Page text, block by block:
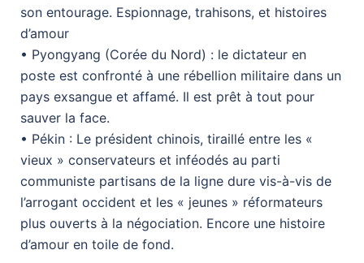
son entourage. Espionnage, trahisons, et histoires
d’amour
• Pyongyang (Corée du Nord) : le dictateur en
poste est confronté à une rébellion militaire dans un
pays exsangue et affamé. Il est prêt à tout pour
sauver la face.
• Pékin : Le président chinois, tiraillé entre les «
vieux » conservateurs et inféodés au parti
communiste partisans de la ligne dure vis-à-vis de
l’arrogant occident et les « jeunes » réformateurs
plus ouverts à la négociation. Encore une histoire
d’amour en toile de fond.